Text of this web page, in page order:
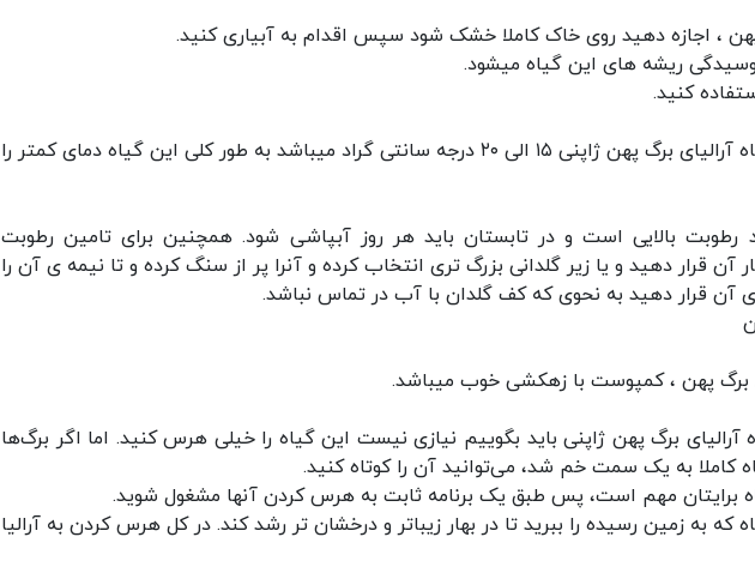
پهن ، اجازه دهید روی خاک کاملا خشک شود سپس اقدام به آبیاری کنید.
ریشه های این گیاه میشود.
کنید.
دمای مناسب برای نگهداری گیاه آرالیای برگ پهن ژاپنی ۱۵ الی ۲۰ درجه سانتی گراد میباشد به طور کلی این گیاه دمای کمتر را
رطوبت بالایی است و در تابستان باید هر روز آبپاشی شود. همچنین برای تامین رطوبت
آن قرار دهید و یا زیر گلدانی بزرگ تری انتخاب کرده و آنرا پر از سنگ کرده و تا نیمه ی آن را
آن قرار دهید به نحوی که کف گلدان با آب در تماس نباشد.
برگ پهن ، کمپوست با زهکشی خوب میباشد.
برگ پهن ژاپنی باید بگوییم نیازی نیست این گیاه را خیلی هرس کنید. اما اگر برگ‌ها
کاملا به یک سمت خم شد، می‌توانید آن را کوتاه کنید.
برایتان مهم است، پس طبق یک برنامه ثابت به هرس کردن آنها مشغول شوید.
که به زمین رسیده را ببرید تا در بهار زیباتر و درخشان تر رشد کند. در کل هرس کردن به آرالیا